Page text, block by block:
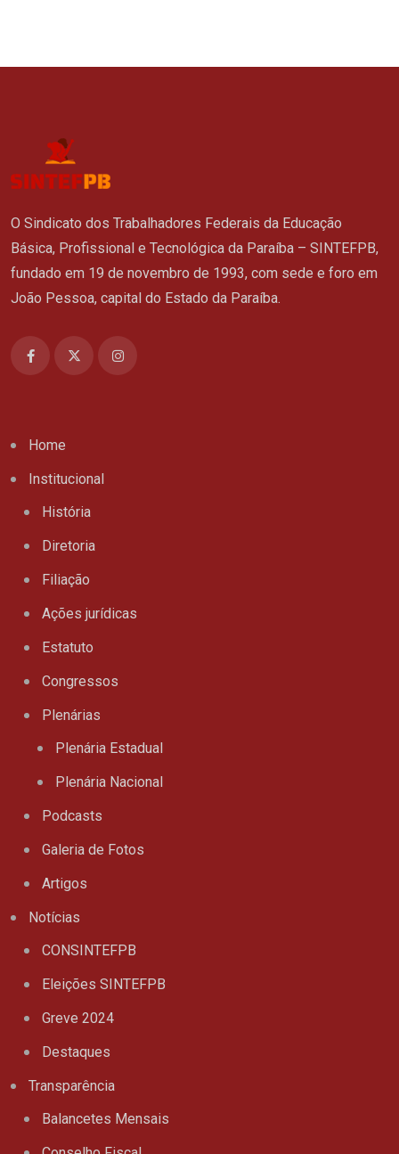
O Sindicato dos Trabalhadores Federais da Educação
Básica, Profissional e Tecnológica da Paraíba – SINTEFPB,
fundado em 19 de novembro de 1993, com sede e foro em
João Pessoa, capital do Estado da Paraíba.
Home
Institucional
História
Diretoria
Filiação
Ações jurídicas
Estatuto
Congressos
Plenárias
Plenária Estadual
Plenária Nacional
Podcasts
Galeria de Fotos
Artigos
Notícias
CONSINTEFPB
Eleições SINTEFPB
Greve 2024
Destaques
Transparência
Balancetes Mensais